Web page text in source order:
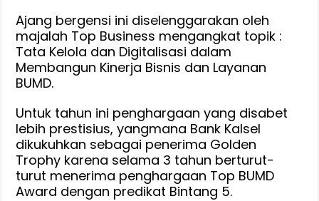
Ajang bergensi ini diselenggarakan oleh
majalah Top Business mengangkat topik :
Tata Kelola dan Digitalisasi dalam
Membangun Kinerja Bisnis dan Layanan
BUMD.
Untuk tahun ini penghargaan yang disabet
lebih prestisius, yangmana Bank Kalsel
dikukuhkan sebagai penerima Golden
Trophy karena selama 3 tahun berturut-
turut menerima penghargaan Top BUMD
Award dengan predikat Bintang 5.